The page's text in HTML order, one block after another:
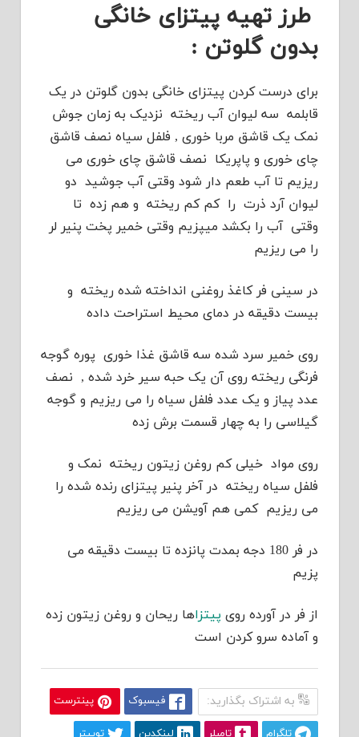
طرز تهیه پیتزای خانگی
بدون گلوتن :
برای درست کردن پیتزای خانگی بدون گلوتن در یک
قابلمه سه لیوان آب ریخته نزدیک به زمان جوش
نمک یک قاشق مربا خوری , فلفل سیاه نصف قاشق
چای خوری و پاپریکا نصف قاشق چای خوری می
ریزیم تا آب طعم دار شود وقتی آب جوشید دو
لیوان آرد ذرت را کم کم ریخته و هم زده تا
وقتی آب را بکشد میپزیم وقتی خمیر پخت پنیر لر
را می ریزیم
در سینی فر کاغذ روغنی انداخته شده ریخته و
بیست دقیقه در دمای محیط استراحت داده
روی خمیر سرد شده سه قاشق غذا خوری پوره گوجه
فرنگی ریخته روی آن یک حبه سیر خرد شده , نصف
عدد پیاز و یک عدد فلفل سیاه را می ریزیم و گوجه
گیلاسی را به چهار قسمت برش زده
روی مواد خیلی کم روغن زیتون ریخته نمک و
فلفل سیاه ریخته در آخر پنیر پیتزای رنده شده را
می ریزیم کمی هم آویشن می ریزیم
در فر 180 دجه بمدت پانزده تا بیست دقیقه می
پزیم
از فر در آورده روی پیتزاها ریحان و روغن زیتون زده
و آماده سرو کردن است
به اشتراک بگذارید: فیسبوک پینترست
تلگرام تامبلر لینکدین توییتر